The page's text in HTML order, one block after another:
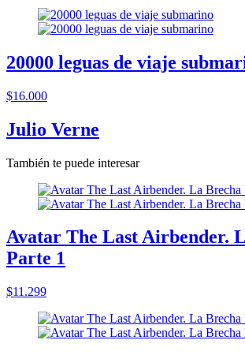
20000 leguas de viaje
$16.000
Julio Verne
También te puede interesar
Avatar The Last Airbender.
Parte 1
$11.299